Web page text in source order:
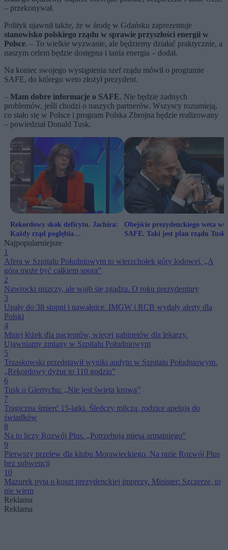
– przekonywał.
Polityk ujawnił także, że w środę w Gdańsku zaprezentuje
stanowisko polskiego rządu w sprawie przyszłości energii w
Polsce. – To wielkie wyzwanie, ale będziemy działać praktycznie, a
naszym celem będzie dostępna i tania energia – dodał.
Na koniec swojego wystąpienia szef rządu mówił o programie
SAFE, do którego weto złożył prezydent.
– Mam dobre informacje o SAFE. Nie będzie żadnych
problemów, jeśli chodzi o naszych partnerów. Wszyscy rozumieją,
co stało się w Polsce i program Polska Zbrojna będzie realizowany
– powiedział Donald Tusk.
Rekordowy skok deficytu. Jachira:
Każdy rząd pogłębia
patorozdawnictwo
Obejście prezydenckiego weta ws.
SAFE. Taki jest plan rządu
Najpopularniejsze
1
Afera w Szpitalu Południowym to wierzchołek góry lodowej. „A
góra może być całkiem spora”
2
Nawrocki niszczy, ale wajb się zgadza. O roku prezydentury
3
Upały do 38 stopni i nawałnice. IMGW i RCB wydały alerty dla
Polski
4
Mniej łóżek dla pacjentów, więcej gabinetów dla lekarzy.
Ujawniamy zmiany w Szpitalu Południowym
5
Trzaskowski przedstawił wyniki audytu w Szpitalu Południowym.
„Rekordowy dyżur to 110 godzin”
6
Tusk o Giertychu: „Nie jest świętą krową”
7
Tragiczna śmierć 15-latki. Śledczy milczą, rodzice apelują do
świadków
8
Na to liczy Rozwój Plus. „Potrzebują mięsa armatniego”
9
Pierwszy przelew dla klubu Morawieckiego. Na razie Rozwój Plus
bez subwencji
10
Mazurek pyta o koszt prezydenckiej imprezy. Minister: Szczerze, to
nie wiem
Reklama
Reklama